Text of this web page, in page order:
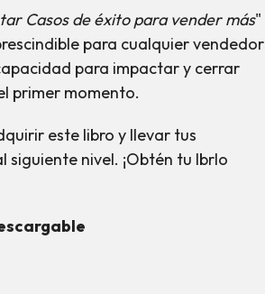
Casos de éxito para vender más"
para cualquier vendedor
para impactar y cerrar
primer momento.
este libro y llevar tus
siguiente nivel. ¡Obtén tu lbrlo